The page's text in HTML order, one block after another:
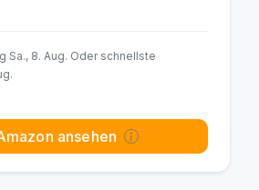
Sa., 8. Aug. Oder schnellste
ansehen